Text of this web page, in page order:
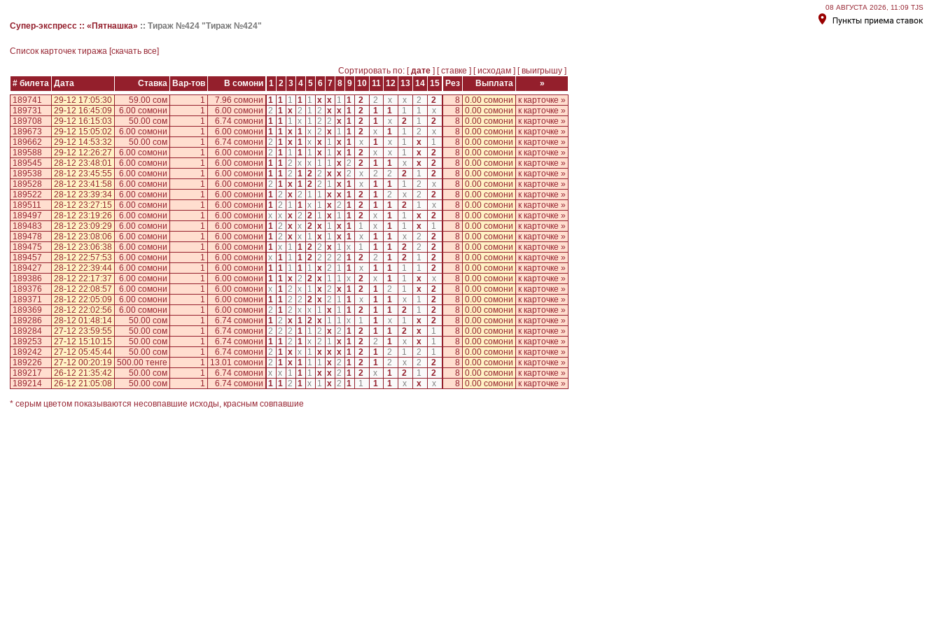
08 АВГУСТА 2026, 11:09 TJS
Супер-экспресс :: «Пятнашка» :: Тираж №424 "Тираж №424"
Cписок карточек тиража [скачать все]
Сортировать по: [дате ] [ставке ] [исходам ] [выигрышу ]
# билета Дата Ставка Вар-тов В сомони 1 2 3 4 5 6 7 8 9 10 11 12 13 14 15 Рез Выплата
»
189741
29-12 17:05:30 59.00 сом 1 7.96 сомони 1 1 1 1 1 x x 1 1 2 2 x x 2 2 8 0.00 сомони к карточке »
189731
29-12 16:45:09 6.00 сомони 1 6.00 сомони 2 1 x 2 1 2 x x 1 2 1 1 1 1 x 8 0.00 сомони к карточке »
189708
29-12 16:15:03 50.00 сом 1 6.74 сомони 1 1 1 x 1 2 2 x 1 2 1 x 2 1 2 8 0.00 сомони к карточке »
189673
29-12 15:05:02 6.00 сомони 1 6.00 сомони 1 1 x 1 x 2 x 1 1 2 x 1 1 2 x 8 0.00 сомони к карточке »
189662
29-12 14:53:32 50.00 сом 1 6.74 сомони 2 1 x 1 x x 1 x 1 x 1 x 1 x 1 8 0.00 сомони к карточке »
189588
29-12 12:26:27 6.00 сомони 1 6.00 сомони 2 1 1 1 1 x 1 x 1 2 x x 1 x 2 8 0.00 сомони к карточке »
189545
28-12 23:48:01 6.00 сомони 1 6.00 сомони 1 1 2 x x 1 1 x 2 2 1 1 x x 2 8 0.00 сомони к карточке »
189538
28-12 23:45:55 6.00 сомони 1 6.00 сомони 1 1 2 1 2 2 x x 2 x 2 2 2 1 2 8 0.00 сомони к карточке »
189528
28-12 23:41:58 6.00 сомони 1 6.00 сомони 2 1 x 1 2 2 1 x 1 x 1 1 1 2 x 8 0.00 сомони к карточке »
189522
28-12 23:39:34 6.00 сомони 1 6.00 сомони 1 2 x 2 1 1 x x 1 2 1 2 x 2 2 8 0.00 сомони к карточке »
189511
28-12 23:27:15 6.00 сомони 1 6.00 сомони 1 2 1 1 x 1 x 2 1 2 1 1 2 1 x 8 0.00 сомони к карточке »
189497
28-12 23:19:26 6.00 сомони 1 6.00 сомони x x x 2 2 1 x 1 1 2 x 1 1 x 2 8 0.00 сомони к карточке »
189483
28-12 23:09:29 6.00 сомони 1 6.00 сомони 1 2 x x 2 x 1 x 1 1 x 1 1 x 1 8 0.00 сомони к карточке »
189478
28-12 23:08:06 6.00 сомони 1 6.00 сомони 1 2 x x 1 x 1 x 1 x 1 1 x 2 2 8 0.00 сомони к карточке »
189475
28-12 23:06:38 6.00 сомони 1 6.00 сомони 1 x 1 1 2 2 x 1 x 1 1 1 2 2 2 8 0.00 сомони к карточке »
189457
28-12 22:57:53 6.00 сомони 1 6.00 сомони x 1 1 1 2 2 2 2 1 2 2 1 2 1 2 8 0.00 сомони к карточке »
189427
28-12 22:39:44 6.00 сомони 1 6.00 сомони 1 1 1 1 1 x 2 1 1 x 1 1 1 1 2 8 0.00 сомони к карточке »
189386
28-12 22:17:37 6.00 сомони 1 6.00 сомони 1 1 x 2 2 x 1 1 x 2 x 1 1 x x 8 0.00 сомони к карточке »
189376
28-12 22:08:57 6.00 сомони 1 6.00 сомони x 1 2 x 1 x 2 x 1 2 1 2 1 x 2 8 0.00 сомони к карточке »
189371
28-12 22:05:09 6.00 сомони 1 6.00 сомони 1 1 2 2 2 x 2 1 1 x 1 1 x 1 2 8 0.00 сомони к карточке »
189369
28-12 22:02:56 6.00 сомони 1 6.00 сомони 2 1 2 x x 1 x 1 1 2 1 1 2 1 2 8 0.00 сомони к карточке »
189286
28-12 01:48:14 50.00 сом 1 6.74 сомони 1 2 x 1 2 x 1 1 x 1 1 x 1 x 2 8 0.00 сомони к карточке »
189284
27-12 23:59:55 50.00 сом 1 6.74 сомони 2 2 2 1 1 2 x 2 1 2 1 1 2 x 1 8 0.00 сомони к карточке »
189253
27-12 15:10:15 50.00 сом 1 6.74 сомони 1 1 2 1 x 2 1 x 1 2 2 1 x x 1 8 0.00 сомони к карточке »
189242
27-12 05:45:44 50.00 сом 1 6.74 сомони 2 1 x x 1 x x x 1 2 1 2 1 2 1 8 0.00 сомони к карточке »
189226
27-12 00:20:19 500.00 тенге 1 13.01 сомони 2 1 x 1 1 1 x 2 1 2 1 2 x 2 2 8 0.00 сомони к карточке »
189217
26-12 21:35:42 50.00 сом 1 6.74 сомони x x 1 1 1 x x 2 1 2 x 1 2 1 2 8 0.00 сомони к карточке »
189214
26-12 21:05:08 50.00 сом 1 6.74 сомони 1 1 2 1 x 1 x 2 1 1 1 1 x x x 8 0.00 сомони к карточке »
* серым цветом показываются несовпавшие исходы, красным совпавшие